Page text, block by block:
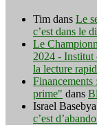
Tim dans Le
c’est dans le
Le
2024 - Institut
la lecture
Financements
prime" dans
Israel Basebya
c’est